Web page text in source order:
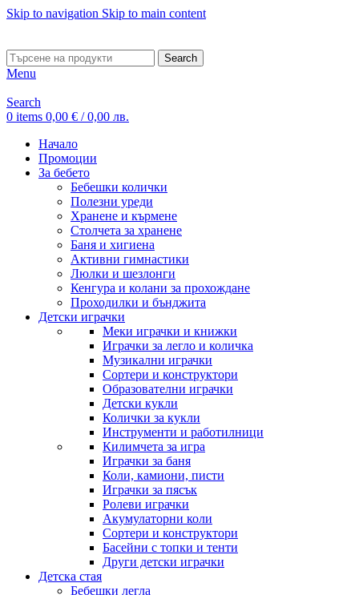
Skip to navigation Skip to main content
Search
Menu
Search
0 items 0,00 € / 0,00 лв.
Начало
Промоции
За бебето
Бебешки колички
Полезни уреди
Хранене и кърмене
Столчета за хранене
Баня и хигиена
Активни гимнастики
Люлки и шезлонги
Кенгура и колани за прохождане
Проходилки и бънджита
Детски играчки
Меки играчки и книжки
Играчки за легло и количка
Музикални играчки
Сортери и конструктори
Образователни играчки
Детски кукли
Колички за кукли
Инструменти и работилници
Килимчета за игра
Играчки за баня
Коли, камиони, писти
Играчки за пясък
Ролеви играчки
Акумулаторни коли
Сортери и конструктори
Басейни с топки и тенти
Други детски играчки
Детска стая
Бебешки легла